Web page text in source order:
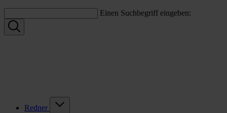
Einen Suchbegriff eingeben:
Redner